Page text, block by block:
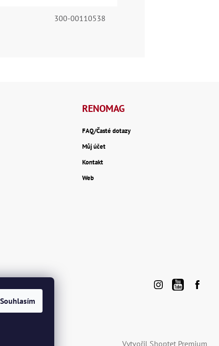
Souhlasím
300-00110538
RENOMAG
FAQ/Časté dotazy
Můj účet
Kontakt
Web
Vytvořil Shoptet Premium